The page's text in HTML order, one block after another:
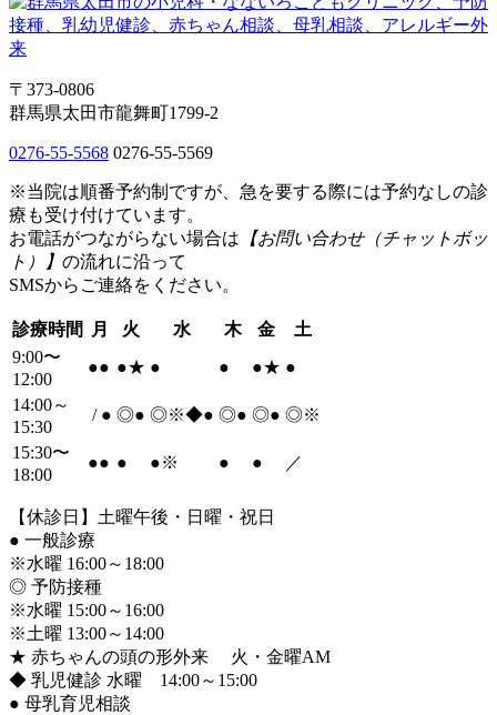
〒373-0806
群馬県太田市龍舞町1799-2
0276-55-5568 0276-55-5569
※当院は順番予約制ですが、急を要する際には予約なしの診
療も受け付けています。
お電話がつながらない場合は 【お問い合わせ（チャットボッ
ト）】 の流れに沿って
SMSからご連絡をください。
診療時間 月 火 水 木 金
土
9:00〜
12:00
●● ●★ ● ● ●★ ●
14:00～
15:30
/ ● ◎● ◎※◆● ◎● ◎● ◎※
15:30〜
18:00
●● ● ●※ ● ● ／
【休診日】土曜午後・日曜・祝日
● 一般診療
※水曜 16:00～18:00
◎ 予防接種
※水曜 15:00～16:00
※土曜 13:00～14:00
★ 赤ちゃんの頭の形外来 火・金曜AM
◆ 乳児健診 水曜 14:00～15:00
● 母乳育児相談